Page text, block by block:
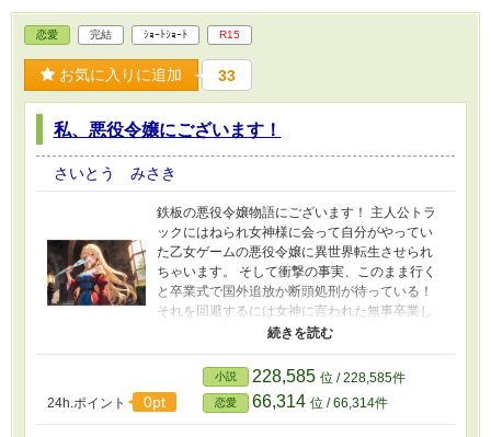
恋愛 完結 ｼｮｰﾄｼｮｰﾄ R15
お気に入りに追加 33
私、悪役令嬢にございます！
さいとう みさき
鉄板の悪役令嬢物語にございます！ 主人公トラ
ックにはねられ女神様に会って自分がやってい
た乙女ゲームの悪役令嬢に異世界転生させられ
ちゃいます。 そして衝撃の事実、このまま行く
と卒業式で国外追放か断頭処刑が待っている！
それを回避するには女神に言われた無事卒業し
て生き残らなければならない!? あの手この手で
フラグ回避して生き残れるか!? 二万文字以内で
果たしてこの物語書き切るか!? あんしん安定の
鉄板ストーリー、サクッと読める「私、悪役令
嬢にございございます！」始めますよぉ～!!
24h.ポイント 0pt
小説 228,585 位 / 228,585件
恋愛 66,314 位 / 66,314件